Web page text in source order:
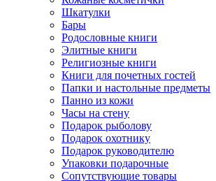
Шкатулки
Бары
Родословные книги
Элитные книги
Религиозные книги
Книги для почетных гостей
Папки и настольные предметы
Панно из кожи
Часы на стену
Подарок рыболову
Подарок охотнику
Подарок руководителю
Упаковки подарочные
Сопутствующие товары